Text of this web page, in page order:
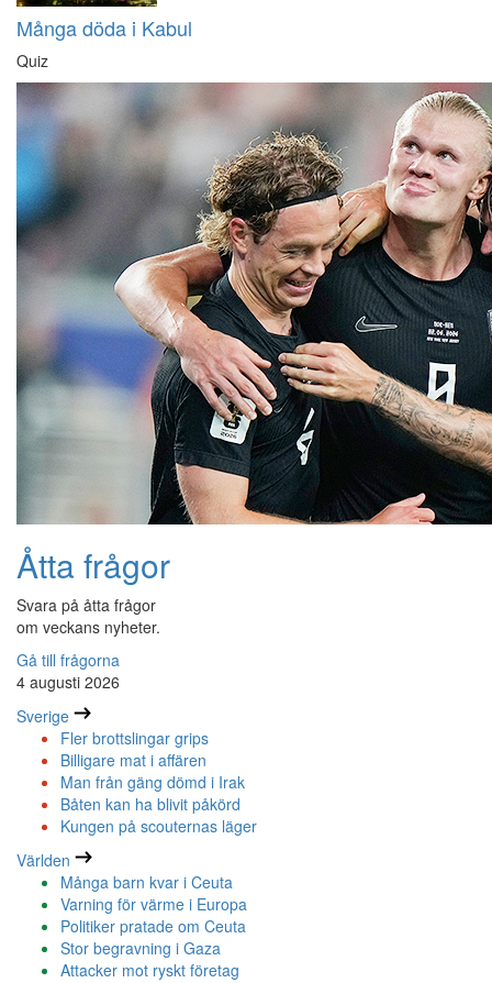
Många döda i Kabul
Quiz
Åtta frågor
Svara på åtta frågor
om veckans nyheter.
Gå till frågorna
4 augusti 2026
Sverige
Fler brottslingar grips
Billigare mat i affären
Man från gäng dömd i Irak
Båten kan ha blivit påkörd
Kungen på scouternas läger
Världen
Många barn kvar i Ceuta
Varning för värme i Europa
Politiker pratade om Ceuta
Stor begravning i Gaza
Attacker mot ryskt företag